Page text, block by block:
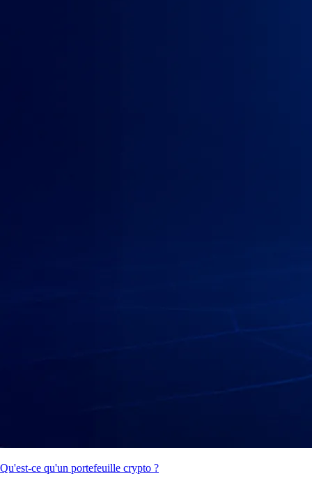
Qu'est-ce qu'un portefeuille crypto ?